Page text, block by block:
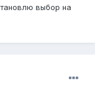
выбор на